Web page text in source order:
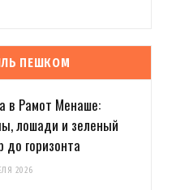
ПЕШКОМ
в Рамот Менаше:
лошади и зеленый
до горизонта
2026